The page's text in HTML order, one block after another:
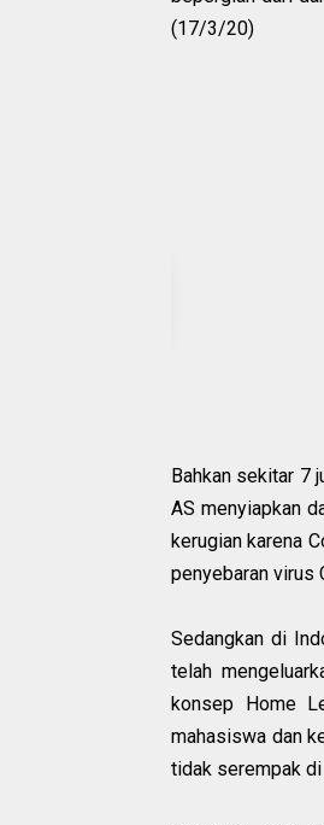
(17/3/20)
Bahkan sekitar 7
AS menyiapkan
kerugian karena
penyebaran virus
Sedangkan di
telah
konsep Home
mahasiswa dan
tidak serempak